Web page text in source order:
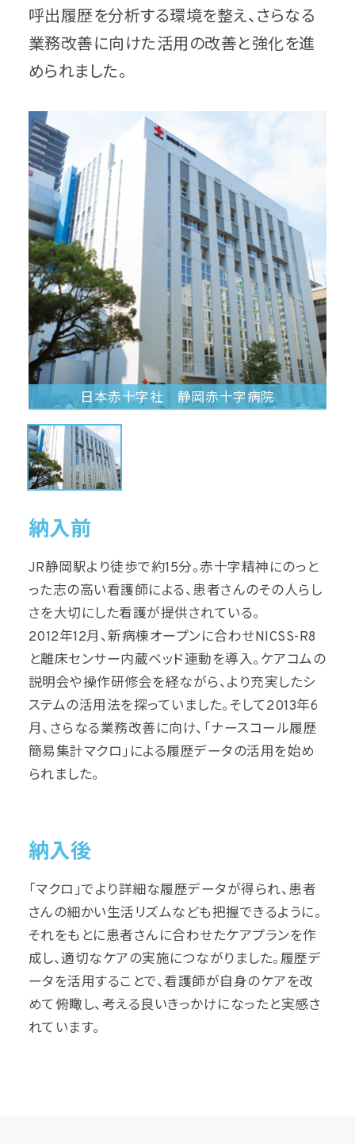
呼出履歴を分析する環境を整え、さらなる
業務改善に向けた活用の改善と強化を進
められました。
日本赤十字社 静岡赤十字病院
納入前
JR静岡駅より徒歩で約15分。赤十字精神にのっと
った志の高い看護師による、患者さんのその人らし
さを大切にした看護が提供されている。
2012年12月、新病棟オープンに合わせNICSS-R8
と離床センサー内蔵ベッド連動を導入。ケアコムの
説明会や操作研修会を経ながら、より充実したシ
ステムの活用法を探っていました。そして2013年6
月、さらなる業務改善に向け、「ナースコール履歴
簡易集計マクロ」による履歴データの活用を始め
られました。
納入後
「マクロ」でより詳細な履歴データが得られ、患者
さんの細かい生活リズムなども把握できるように。
それをもとに患者さんに合わせたケアプランを作
成し、適切なケアの実施につながりました。履歴デ
ータを活用することで、看護師が自身のケアを改
めて俯瞰し、考える良いきっかけになったと実感さ
れています。